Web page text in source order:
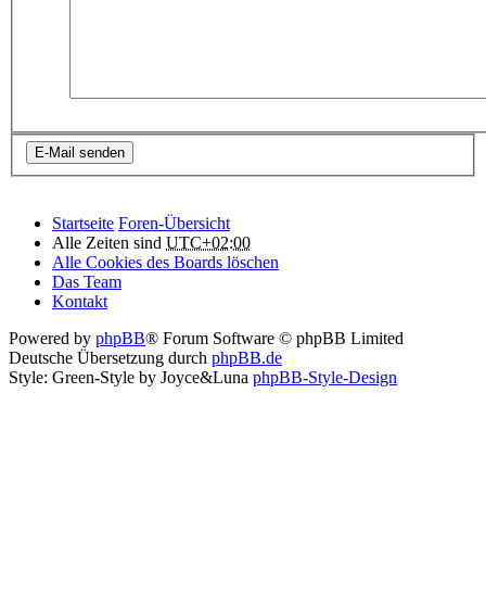
Startseite Foren-Übersicht
Alle Zeiten sind UTC+02:00
Alle Cookies des Boards löschen
Das Team
Kontakt
Powered by phpBB® Forum Software © phpBB Limited
Deutsche Übersetzung durch phpBB.de
Style: Green-Style by Joyce&Luna phpBB-Style-Design